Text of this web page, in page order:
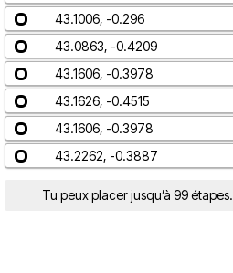
43.1006, -0.296
43.0863, -0.4209
43.1606, -0.3978
43.1626, -0.4515
43.1606, -0.3978
43.2262, -0.3887
Tu peux placer jusqu’à 99 étapes.